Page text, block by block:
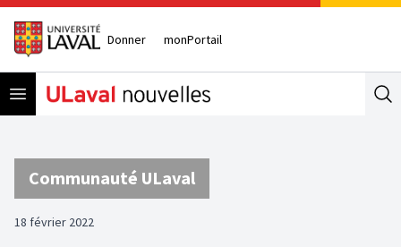
Donner monPortail
Open menu
Communauté ULaval
18 février 2022